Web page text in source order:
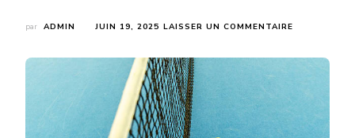
par ADMIN JUIN 19, 2025 LAISSER UN COMMENTAIRE
PERMIS
UNE